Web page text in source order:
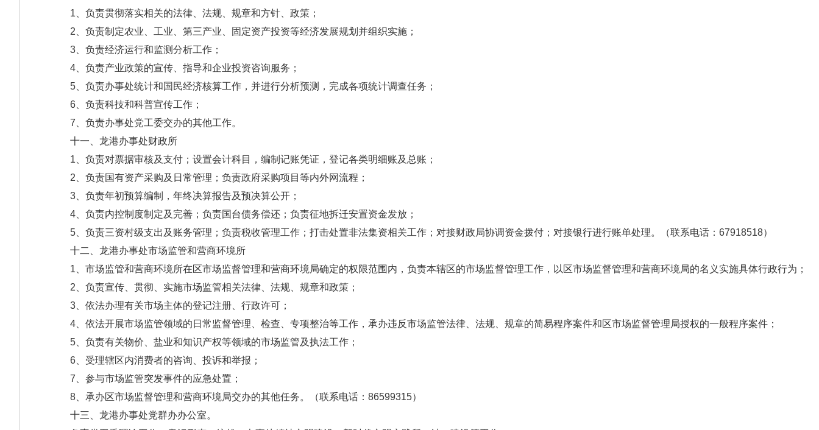
1、负责贯彻落实相关的法律、法规、规章和方针、政策；
2、负责制定农业、工业、第三产业、固定资产投资等经济发展规划并组织实施；
3、负责经济运行和监测分析工作；
4、负责产业政策的宣传、指导和企业投资咨询服务；
5、负责办事处统计和国民经济核算工作，并进行分析预测，完成各项统计调查任务；
6、负责科技和科普宣传工作；
7、负责办事处党工委交办的其他工作。
十一、龙港办事处财政所
1、负责对票据审核及支付；设置会计科目，编制记账凭证，登记各类明细账及总账；
2、负责国有资产采购及日常管理；负责政府采购项目等内外网流程；
3、负责年初预算编制，年终决算报告及预决算公开；
4、负责内控制度制定及完善；负责国台债务偿还；负责征地拆迁安置资金发放；
5、负责三资村级支出及账务管理；负责税收管理工作；打击处置非法集资相关工作；对接财政局协调资金拨付；对接银行进行账单处理。（联系电话：67918518）
十二、龙港办事处市场监管和营商环境所
1、市场监管和营商环境所在区市场监督管理和营商环境局确定的权限范围内，负责本辖区的市场监督管理工作，以区市场监督管理和营商环境局的名义实施具体行政行为；
2、负责宣传、贯彻、实施市场监管相关法律、法规、规章和政策；
3、依法办理有关市场主体的登记注册、行政许可；
4、依法开展市场监管领域的日常监督管理、检查、专项整治等工作，承办违反市场监管法律、法规、规章的简易程序案件和区市场监督管理局授权的一般程序案件；
5、负责有关物价、盐业和知识产权等领域的市场监管及执法工作；
6、受理辖区内消费者的咨询、投诉和举报；
7、参与市场监管突发事件的应急处置；
8、承办区市场监督管理和营商环境局交办的其他任务。（联系电话：86599315）
十三、龙港办事处党群办办公室。